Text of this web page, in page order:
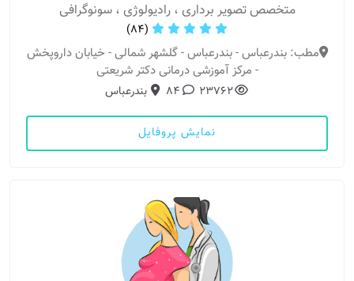
متخصص تصویر برداری ، رادیولوژی ، سونوگرافی
(84)
مطب: بندرعباس - بندرعباس - گلشهر شمالی - خیابان داروپخش
- مرکز آموزشی درمانی دکتر شریعتی
23762
84 بندرعباس
نمایش پروفایل